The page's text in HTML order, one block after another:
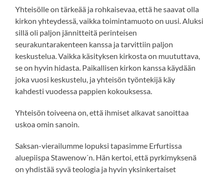
Yhteisölle on tärkeää ja rohkaisevaa, että he saavat olla
kirkon yhteydessä, vaikka toimintamuoto on uusi. Aluksi
sillä oli paljon jännitteitä perinteisen
seurakuntarakenteen kanssa ja tarvittiin paljon
keskustelua. Vaikka käsityksen kirkosta on muututtava,
se on hyvin hidasta. Paikallisen kirkon kanssa käydään
joka vuosi keskustelu, ja yhteisön työntekijä käy
kahdesti vuodessa pappien kokouksessa.
Yhteisön toiveena on, että ihmiset alkavat sanoittaa
uskoa omin sanoin.
Saksan-vierailumme lopuksi tapasimme Erfurtissa
aluepiispa Stawenow´n. Hän kertoi, että pyrkimyksenä
on yhdistää syvä teologia ja hyvin yksinkertaiset